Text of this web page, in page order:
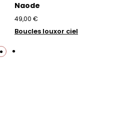
Naode
49,00 €
Boucles louxor ciel